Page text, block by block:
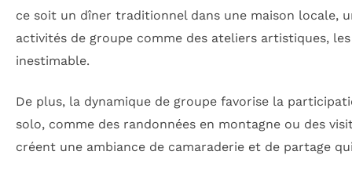
ce soit un dîner traditionnel dans une maison locale,
activités de groupe comme des ateliers artistiques,
inestimable.
De plus, la dynamique de groupe favorise la
solo, comme des randonnées en montagne ou des
créent une ambiance de camaraderie et de partage